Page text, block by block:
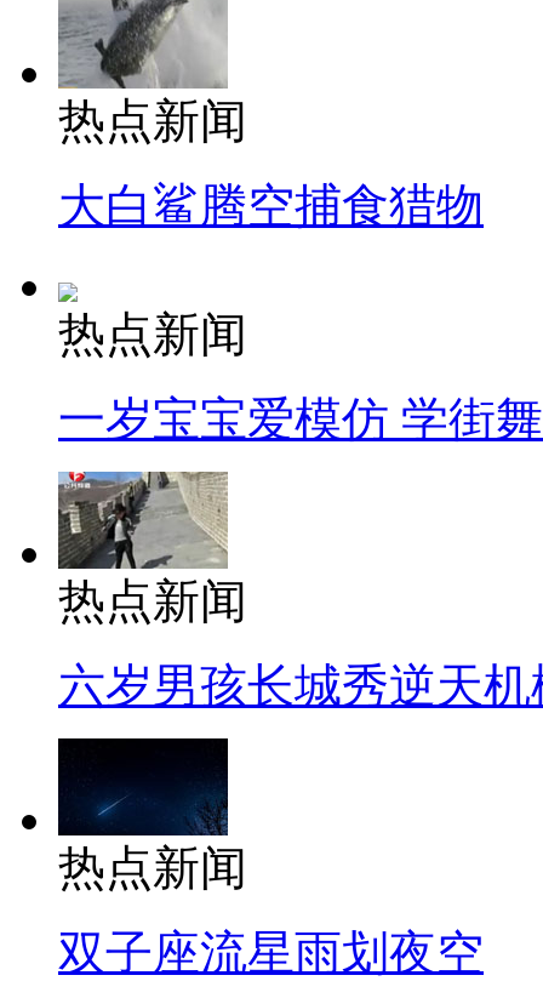
热点新闻
大白鲨腾空捕食猎物
热点新闻
一岁宝宝爱模仿 学街
热点新闻
六岁男孩长城秀逆天机
热点新闻
双子座流星雨划夜空